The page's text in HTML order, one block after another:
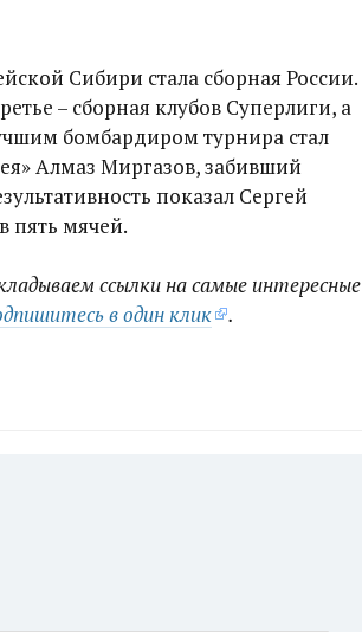
Сибири стала сборная России.
– сборная клубов Суперлиги, а
бомбардиром турнира стал
Алмаз Миргазов, забивший
показал Сергей
пять мячей.
ссылки на самые интересные
в один клик .